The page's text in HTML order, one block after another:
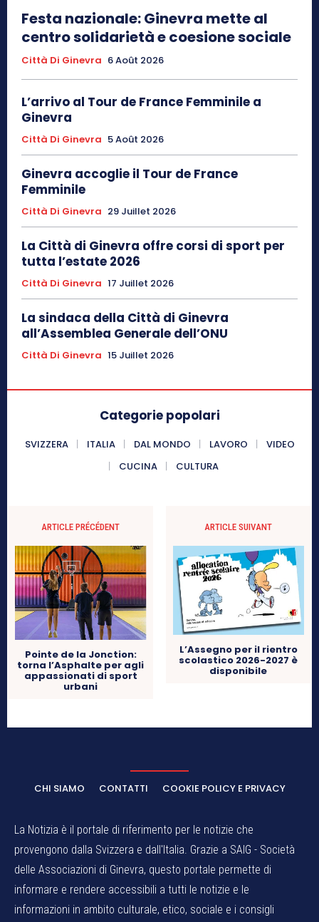
Festa nazionale: Ginevra mette al
centro solidarietà e coesione sociale
Città Di Ginevra 6 Août 2026
L’arrivo al Tour de France Femminile a
Ginevra
Città Di Ginevra 5 Août 2026
Ginevra accoglie il Tour de France
Femminile
Città Di Ginevra 29 Juillet 2026
La Città di Ginevra offre corsi di sport per
tutta l’estate 2026
Città Di Ginevra 17 Juillet 2026
La sindaca della Città di Ginevra
all’Assemblea Generale dell’ONU
Città Di Ginevra 15 Juillet 2026
Categorie popolari
SVIZZERA ITALIA DAL MONDO LAVORO
VIDEO
CUCINA
CULTURA
ARTICLE PRÉCÉDENT
Pointe de la Jonction:
torna l’Asphalte per agli
appassionati di sport
urbani
ARTICLE SUIVANT
L’Assegno per il rientro
scolastico 2026-2027 è
disponibile
CHI SIAMO CONTATTI COOKIE POLICY E PRIVACY
La Notizia è il portale di riferimento per le notizie che
provengono dalla Svizzera e dall'Italia. Grazie a SAIG - Società
delle Associazioni di Ginevra, questo portale permette di
informare e rendere accessibili a tutti le notizie e le
informazioni in ambito culturale, etico, sociale e i consigli